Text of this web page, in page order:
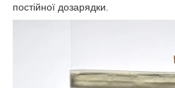
постійної дозарядки.